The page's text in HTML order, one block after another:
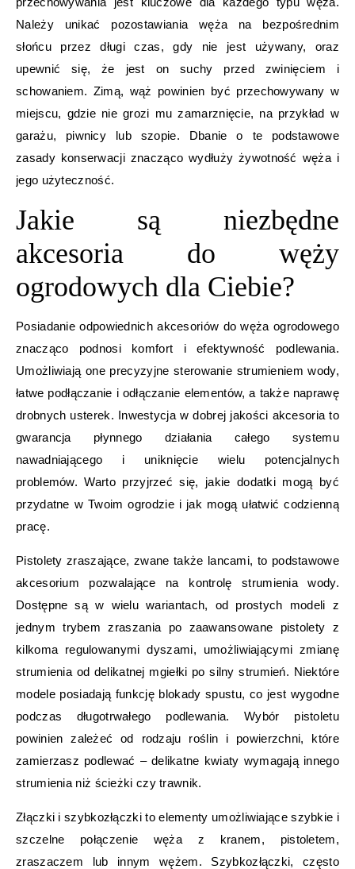
Należy unikać pozostawiania węża na bezpośrednim
słońcu przez długi czas, gdy nie jest używany, oraz
upewnić się, że jest on suchy przed zwinięciem i
schowaniem. Zimą, wąż powinien być przechowywany w
miejscu, gdzie nie grozi mu zamarznięcie, na przykład w
garażu, piwnicy lub szopie. Dbanie o te podstawowe
zasady konserwacji znacząco wydłuży żywotność węża i
jego użyteczność.
Jakie są niezbędne
akcesoria do węży
ogrodowych dla Ciebie?
Posiadanie odpowiednich akcesoriów do węża ogrodowego
znacząco podnosi komfort i efektywność podlewania.
Umożliwiają one precyzyjne sterowanie strumieniem wody,
łatwe podłączanie i odłączanie elementów, a także naprawę
drobnych usterek. Inwestycja w dobrej jakości akcesoria to
gwarancja płynnego działania całego systemu
nawadniającego i uniknięcie wielu potencjalnych
problemów. Warto przyjrzeć się, jakie dodatki mogą być
przydatne w Twoim ogrodzie i jak mogą ułatwić codzienną
pracę.
Pistolety zraszające, zwane także lancami, to podstawowe
akcesorium pozwalające na kontrolę strumienia wody.
Dostępne są w wielu wariantach, od prostych modeli z
jednym trybem zraszania po zaawansowane pistolety z
kilkoma regulowanymi dyszami, umożliwiającymi zmianę
strumienia od delikatnej mgiełki po silny strumień. Niektóre
modele posiadają funkcję blokady spustu, co jest wygodne
podczas długotrwałego podlewania. Wybór pistoletu
powinien zależeć od rodzaju roślin i powierzchni, które
zamierzasz podlewać – delikatne kwiaty wymagają innego
strumienia niż ścieżki czy trawnik.
Złączki i szybkozłączki to elementy umożliwiające szybkie i
szczelne połączenie węża z kranem, pistoletem,
zraszaczem lub innym wężem. Szybkozłączki, często